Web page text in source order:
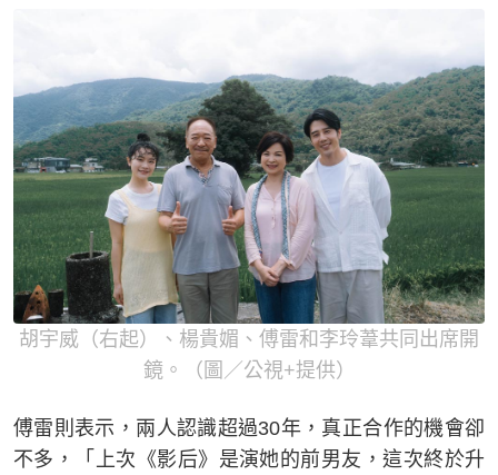
胡宇威（右起）、楊貴媚、傅雷和李玲葦共同出席開
鏡。（圖／公視+提供）
傅雷則表示，兩人認識超過30年，真正合作的機會卻
不多，「上次《影后》是演她的前男友，這次終於升